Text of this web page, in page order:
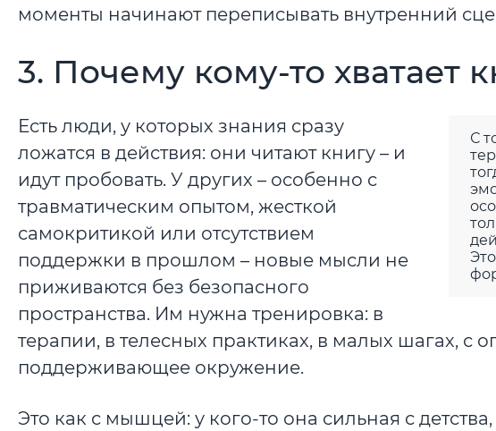
моменты начинают переписывать внутренний
3. Почему кому-то хватает
С
Есть люди, у которых знания сразу
ложатся в действия: они читают книгу – и
идут пробовать. У других – особенно с
травматическим опытом, жесткой
самокритикой или отсутствием
поддержки в прошлом – новые мысли не
приживаются без безопасного
пространства. Им нужна тренировка: в
терапии, в телесных практиках, в малых шагах, с
поддерживающее окружение.
Это как с мышцей: у кого-то она сильная с